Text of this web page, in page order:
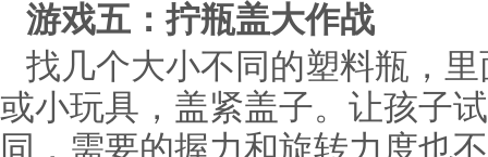
游戏五：拧瓶盖大作战
找几个大小不同的塑料瓶，
或小玩具，盖紧盖子。让孩子
同，需要的握力和旋转力度也